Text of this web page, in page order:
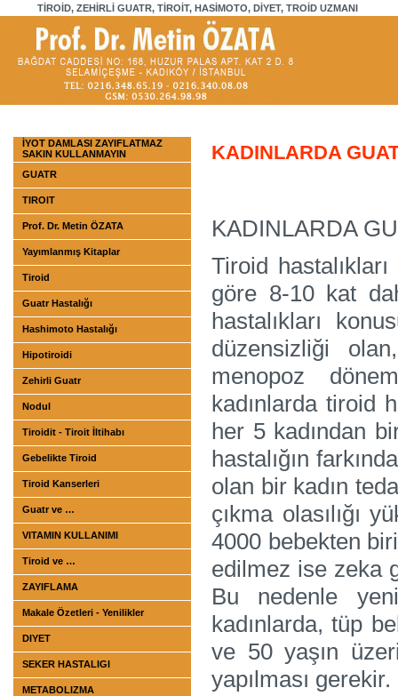
TİROİD, ZEHİRLİ GUATR, TİROİT, HASİMOTO, DİYET, TROİD UZMANI
İYOT DAMLASI ZAYIFLATMAZ
SAKIN KULLANMAYIN
GUATR
TIROIT
Prof. Dr. Metin ÖZATA
Yayımlanmış Kitaplar
Tiroid
Guatr Hastalığı
Hashimoto Hastalığı
Hipotiroidi
Zehirli Guatr
Nodul
Tiroidit - Tiroit İltihabı
Gebelikte Tiroid
Tiroid Kanserleri
Guatr ve …
VITAMIN KULLANIMI
Tiroid ve …
ZAYIFLAMA
Makale Özetleri - Yenilikler
DIYET
SEKER HASTALIGI
METABOLIZMA
KADINLARDA
KADINLARDA
Tiroid
göre 8-10 kat
hastalıkları
düzensizliği
menopoz
kadınlarda tiroid
her 5 kadından
hastalığın
olan bir kadın
çıkma olasılığı
4000 bebekten
edilmez ise zeka
Bu nedenle
kadınlarda, tüp
ve 50 yaşın
yapılması gerekir.